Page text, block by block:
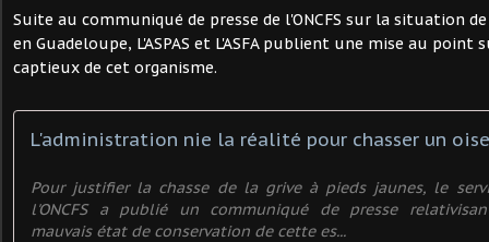
Suite au communiqué de presse de l'ONCFS sur la situation
en Guadeloupe, L'ASPAS et L'ASFA publient une mise au point
captieux de cet organisme.
Pour justifier la chasse de la grive à pieds jaunes, le
l'ONCFS a publié un communiqué de presse
mauvais état de conservation de cette es...